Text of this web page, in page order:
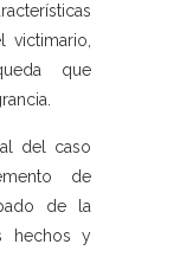
victimario,
que
del caso
de
de la
hechos y